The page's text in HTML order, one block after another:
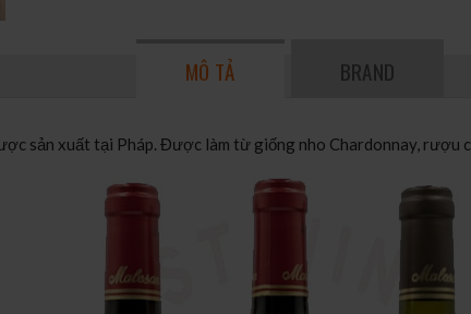
MÔ TẢ BRAND
sản xuất tại Pháp. Được làm từ giống nho Chardonnay, rượu